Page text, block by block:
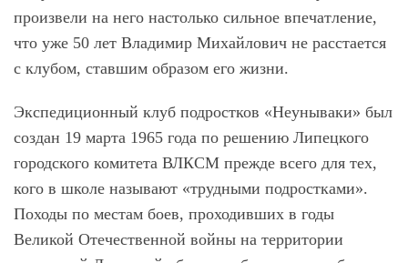
произвели на него настолько сильное впечатление,
что уже 50 лет Владимир Михайлович не расстается
с клубом, ставшим образом его жизни.
Экспедиционный клуб подростков «Неунываки» был
создан 19 марта 1965 года по решению Липецкого
городского комитета ВЛКСМ прежде всего для тех,
кого в школе называют «трудными подростками».
Походы по местам боев, проходивших в годы
Великой Отечественной войны на территории